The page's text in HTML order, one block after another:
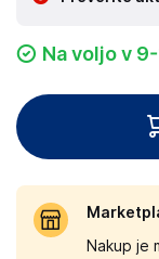
Na voljo v
Nakup je